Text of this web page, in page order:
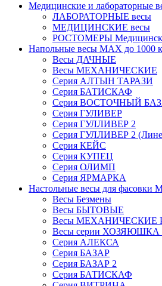
Медицинские и лабораторные
ЛАБОРАТОРНЫЕ весы
МЕДИЦИНСКИЕ весы
РОСТОМЕРЫ
Напольные весы MAX до 1000
Весы ДАЧНЫЕ
Весы МЕХАНИЧЕСКИЕ
Серия АЛТЫН ТАРАЗИ
Серия БАТИСКАФ
Серия ВОСТОЧНЫЙ
Серия ГУЛИВЕР
Серия ГУЛЛИВЕР 2
Серия ГУЛЛИВЕР 2
Серия КЕЙС
Серия КУПЕЦ
Серия ОЛИМП
Серия ЯРМАРКА
Настольные весы для фасовки
Весы Безмены
Весы БЫТОВЫЕ
Весы МЕХАНИЧЕСКИЕ
Весы серии ХОЗЯЮШКА
Серия АЛЕКСА
Серия БАЗАР
Серия БАЗАР 2
Серия БАТИСКАФ